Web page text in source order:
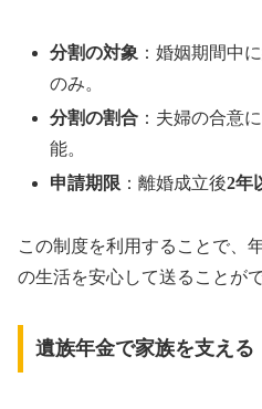
分割の対象 ：婚姻期間中
のみ。
分割の割合 ：夫婦の合意
能。
申請期限 ：離婚成立後2年
この制度を利用することで、
の生活を安心して送ることが
遺族年金で家族を支える